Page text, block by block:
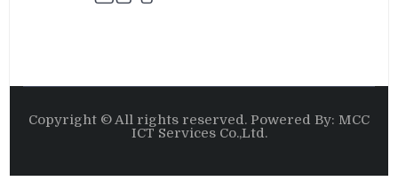
Copyright © All rights reserved. Powered By: MCC
ICT Services Co.,Ltd.